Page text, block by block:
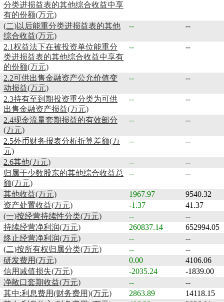
分类进损益表的其他综合收益中享
有的份额(万元)
(二)以后能重分类进损益表的其他
综合收益(万元)
-- --
2.1权益法下在被投资单位能重分
类进损益表的其他综合收益中享有
的份额(万元)
-- --
2.2可供出售金融资产公允价值变
动损益(万元)
-- --
2.3持有至到期投资重分类为可供
出售金融资产损益(万元)
-- --
2.4现金流量套期损益的有效部分
(万元)
-- --
2.5外币财务报表分析折算差额(万
元)
-- --
2.6其他(万元) --
--
归属于少数股东的其他综合收益总
额(万元)
-- --
其他收益(万元) 1967.97
9540.32
资产处置收益(万元)
-1.37
41.37
(一)按经营持续性分类(万元)
--
--
持续经营净利润(万元)
260837.14
652994.05
终止经营净利润(万元)
--
--
(二)按所有权归属分类(万元)
--
--
研发费用(万元)
0.00
4106.06
信用减值损失(万元)
-2035.24
-1839.00
净敞口套期收益(万元)
--
--
其中:利息费用(财务费用)(万元)
2863.89
14118.15